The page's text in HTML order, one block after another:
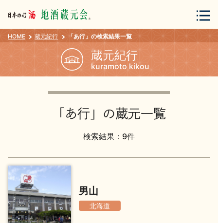
会員登録 ログイン
蔵元紀行
HOME 蔵元紀行 「あ行」の検索結果一覧
蔵元紀行
kuramoto kikou
「あ行」の蔵元一覧
検索結果：9件
男山
北海道